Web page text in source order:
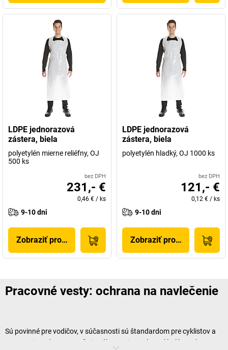
LDPE jednorazová
zástera, biela
polyetylén mierne reliéfny, OJ
500 ks
bez DPH
231,- €
0,46 € / ks
9-10 dni
Zobraziť produkt
LDPE jednorazová
zástera, biela
polyetylén hladký, OJ 1000 ks
bez DPH
121,- €
0,12 € / ks
9-10 dni
Zobraziť produkt
Pracovné vesty: ochrana na navlečenie
Sú povinné pre vodičov, v súčasnosti sú štandardom pre cyklistov a
samozrejmosťou pre profesionálov v priemysle pod holým nebom a v